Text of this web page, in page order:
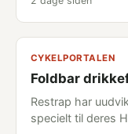
CYKELPORTALEN
Foldbar
Restrap har
specielt til deres